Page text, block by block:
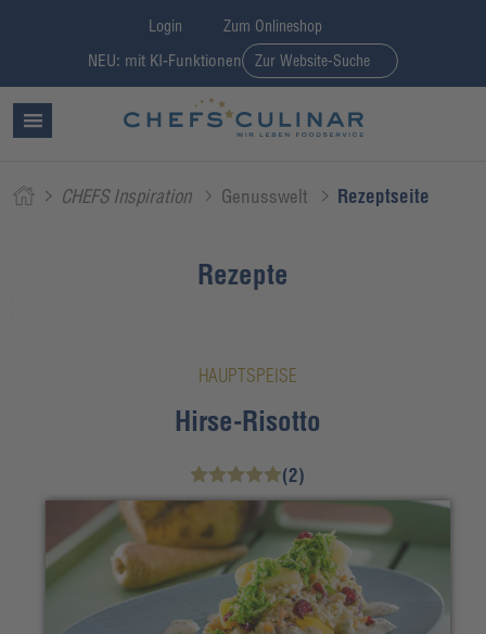
Login Zum Onlineshop
NEU: mit KI-Funktionen Zur Website-Suche
CHEFS Inspiration Genusswelt Rezeptseite
Rezepte
HAUPTSPEISE
Hirse-Risotto
(2)